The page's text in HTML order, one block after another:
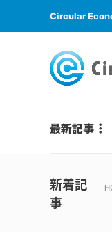
Circular
最新記事
新着記
事